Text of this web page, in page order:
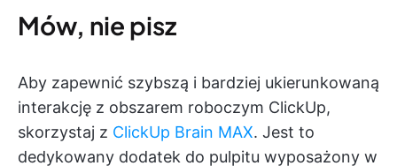
Mów, nie pisz
Aby zapewnić szybszą i bardziej ukierunkowaną
interakcję z obszarem roboczym ClickUp,
skorzystaj z ClickUp Brain MAX. Jest to
dedykowany dodatek do pulpitu wyposażony w